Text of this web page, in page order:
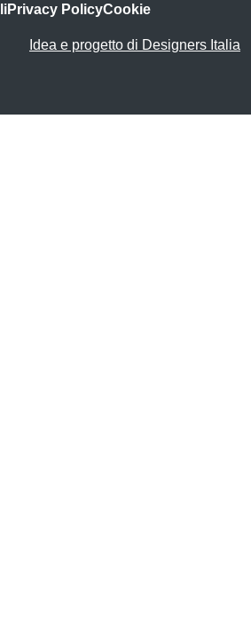
Privacy PolicyCookie
Idea e progetto di Designers Italia